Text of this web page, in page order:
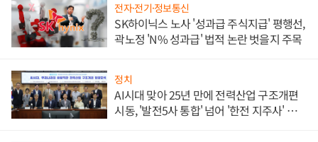
전자·전기·정보통신
SK하이닉스 노사 '성과급 주식지급' 평행선,
곽노정 'N% 성과급' 법적 논란 벗을지 주목
정치
AI시대 맞아 25년 만에 전력산업 구조개편
시동, '발전5사 통합' 넘어 '한전 지주사' 재편